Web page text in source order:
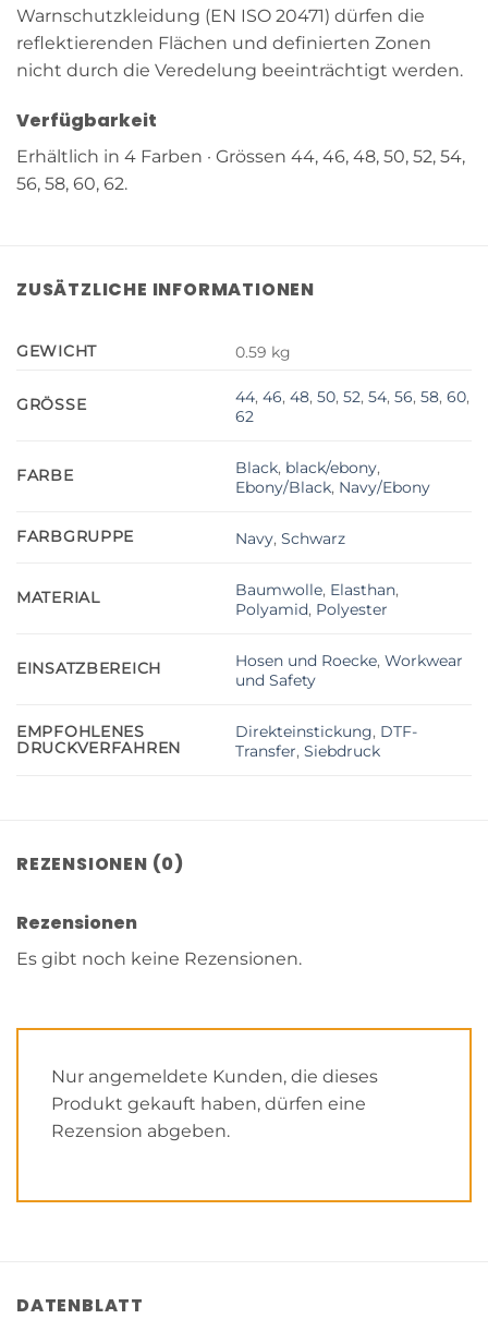
Warnschutzkleidung (EN ISO 20471) dürfen die
reflektierenden Flächen und definierten Zonen
nicht durch die Veredelung beeinträchtigt werden.
Verfügbarkeit
Erhältlich in 4 Farben · Grössen 44, 46, 48, 50, 52, 54,
56, 58, 60, 62.
ZUSÄTZLICHE INFORMATIONEN
GEWICHT 0.59 kg
GRÖSSE 44,46,48,50,52,54,56,58,60,
62
FARBE Black, black/ebony,
Ebony/Black, Navy/Ebony
FARBGRUPPE Navy,Schwarz
MATERIAL Baumwolle, Elasthan,
Polyamid, Polyester
EINSATZBEREICH Hosen und Roecke,Workwear
und Safety
EMPFOHLENES
DRUCKVERFAHREN
Direkteinstickung, DTF-
Transfer,Siebdruck
REZENSIONEN (0)
Rezensionen
Es gibt noch keine Rezensionen.
Nur angemeldete Kunden, die dieses
Produkt gekauft haben, dürfen eine
Rezension abgeben.
DATENBLATT